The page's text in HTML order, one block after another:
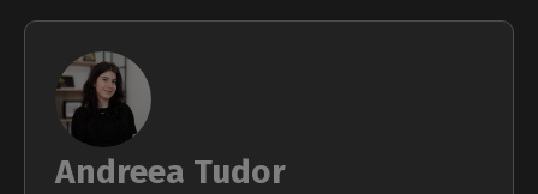
Andreea Tudor